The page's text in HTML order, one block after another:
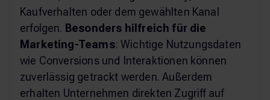
Kaufverhalten oder dem gewählten Kanal
erfolgen. Besonders hilfreich für die
Marketing-Teams: Wichtige Nutzungsdaten
wie Conversions und Interaktionen können
zuverlässig getrackt werden. Außerdem
erhalten Unternehmen direkten Zugriff auf